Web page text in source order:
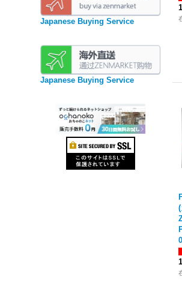
Japanese Buying Service
Japanese Buying Service